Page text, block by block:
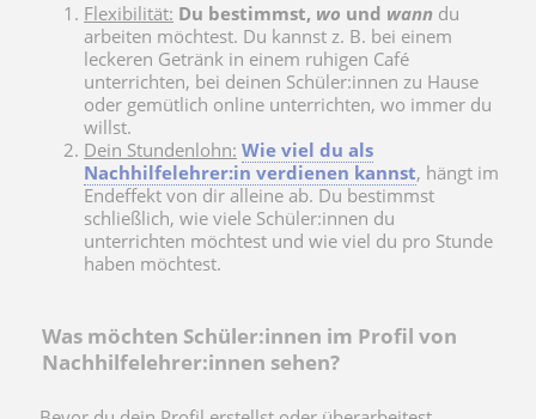
Flexibilität: Du bestimmst, wo und wann du
arbeiten möchtest. Du kannst z. B. bei einem
leckeren Getränk in einem ruhigen Café
unterrichten, bei deinen Schüler:innen zu Hause
oder gemütlich online unterrichten, wo immer du
willst.
Dein Stundenlohn: Wie viel du als
Nachhilfelehrer:in verdienen kannst, hängt im
Endeffekt von dir alleine ab. Du bestimmst
schließlich, wie viele Schüler:innen du
unterrichten möchtest und wie viel du pro Stunde
haben möchtest.
Was möchten Schüler:innen im Profil von
Nachhilfelehrer:innen sehen?